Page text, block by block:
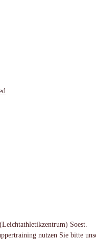
Soest.
nutzen Sie bitte